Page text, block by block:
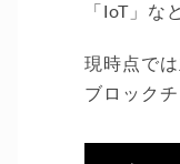
「IoT」な
現時点で
ブロック